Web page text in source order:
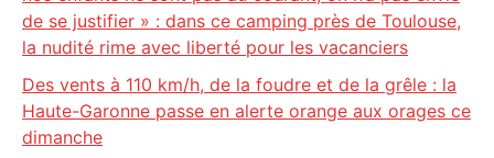
de se justifier » : dans ce camping près de Toulouse,
la nudité rime avec liberté pour les vacanciers
Des vents à 110 km/h, de la foudre et de la grêle : la
Haute-Garonne passe en alerte orange aux orages ce
dimanche